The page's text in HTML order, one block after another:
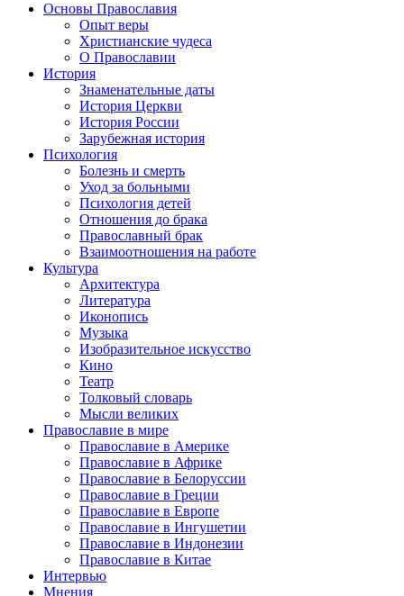
Основы Православия
Опыт веры
Христианские чудеса
О Православии
История
Знаменательные даты
История Церкви
История России
Зарубежная история
Психология
Болезнь и смерть
Уход за больными
Психология детей
Отношения до брака
Православный брак
Взаимоотношения на работе
Культура
Архитектура
Литература
Иконопись
Музыка
Изобразительное искусство
Кино
Театр
Толковый словарь
Мысли великих
Православие в мире
Православие в Америке
Православие в Африке
Православие в Белоруссии
Православие в Греции
Православие в Европе
Православие в Ингушетии
Православие в Индонезии
Православие в Китае
Интервью
Мнения